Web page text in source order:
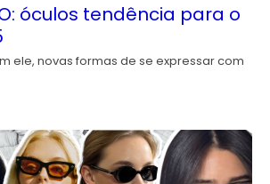
óculos tendência para o
ele, novas formas de se expressar com